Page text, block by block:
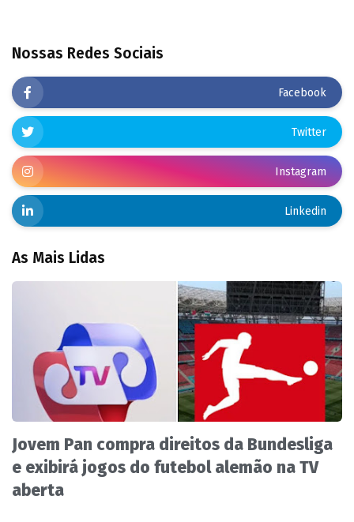
Nossas Redes Sociais
Facebook
Twitter
Instagram
Linkedin
As Mais Lidas
Jovem Pan compra direitos da Bundesliga
e exibirá jogos do futebol alemão na TV
aberta